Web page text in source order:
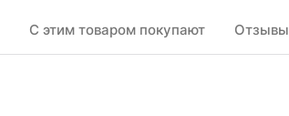
С этим товаром покупают Отзывы